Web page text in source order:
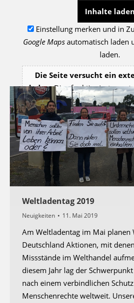
Inhalte laden
Einstellung merken und in
Google Maps automatisch laden
laden.
Die Seite versucht ein
laden.Dies funktioniert
automatisches Laden
neu laden
Weltladentag 2019
Neuigkeiten 11. Mai 2019
Am Weltladentag im Mai planen
Deutschland Aktionen, mit
Missstände im Welthandel
diesem Jahr lag der
nach einem verbindlichen
Menschenrechte weltweit.